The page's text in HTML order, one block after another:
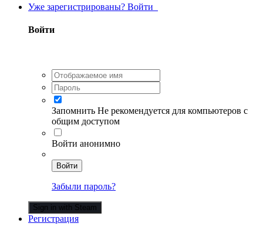
Уже зарегистрированы? Войти
Войти
Запомнить Не рекомендуется для компьютеров с
общим доступом
Войти анонимно
Войти
Забыли пароль?
Sign in with Steam
Регистрация